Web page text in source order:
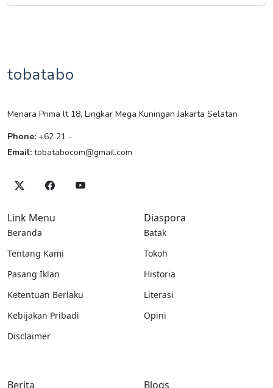
tobatabo
Menara Prima lt 18, Lingkar Mega Kuningan Jakarta Selatan
Phone: +62 21 -
Email: tobatabocom@gmail.com
Link Menu
Beranda
Tentang Kami
Pasang Iklan
Ketentuan Berlaku
Kebijakan Pribadi
Disclaimer
Diaspora
Batak
Tokoh
Historia
Literasi
Opini
Berita Blogs